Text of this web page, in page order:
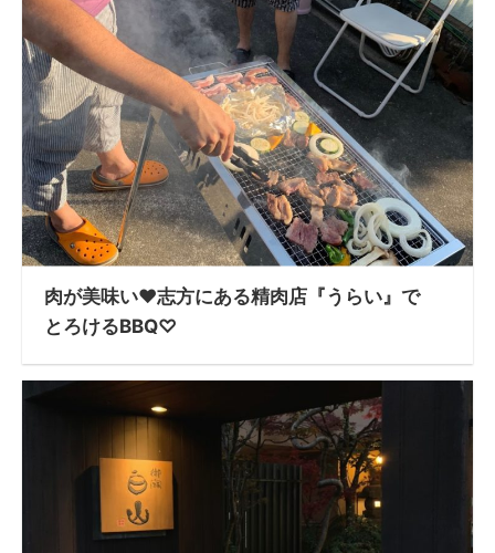
肉が美味い♥志方にある精肉店『うらい』で
とろけるBBQ♡